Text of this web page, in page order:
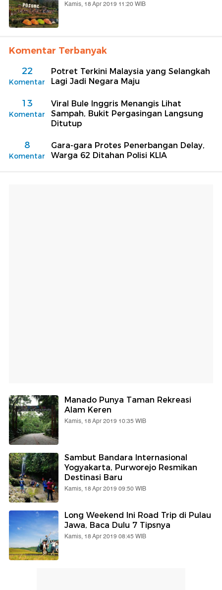
Kamis, 18 Apr 2019 11:20 WIB
Komentar Terbanyak
22
Komentar
Potret Terkini Malaysia yang Selangkah
Lagi Jadi Negara Maju
13
Komentar
Viral Bule Inggris Menangis Lihat
Sampah, Bukit Pergasingan Langsung
Ditutup
8
Komentar
Gara-gara Protes Penerbangan Delay,
Warga 62 Ditahan Polisi KLIA
Manado Punya Taman Rekreasi
Alam Keren
Kamis, 18 Apr 2019 10:35 WIB
Sambut Bandara Internasional
Yogyakarta, Purworejo Resmikan
Destinasi Baru
Kamis, 18 Apr 2019 09:50 WIB
Long Weekend Ini Road Trip di Pulau
Jawa, Baca Dulu 7 Tipsnya
Kamis, 18 Apr 2019 08:45 WIB